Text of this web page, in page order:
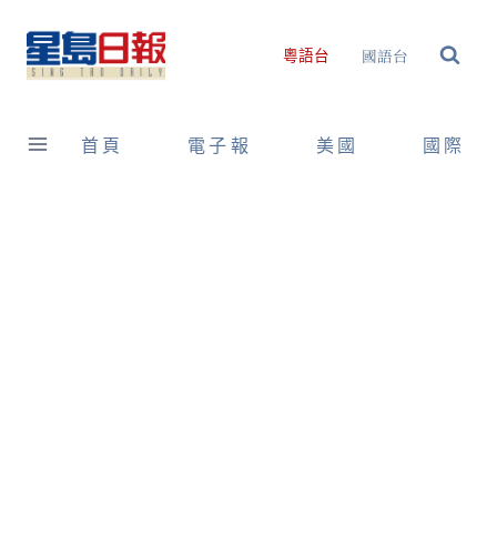
content
粵語台 國語台
首頁 電子報 美國 國際